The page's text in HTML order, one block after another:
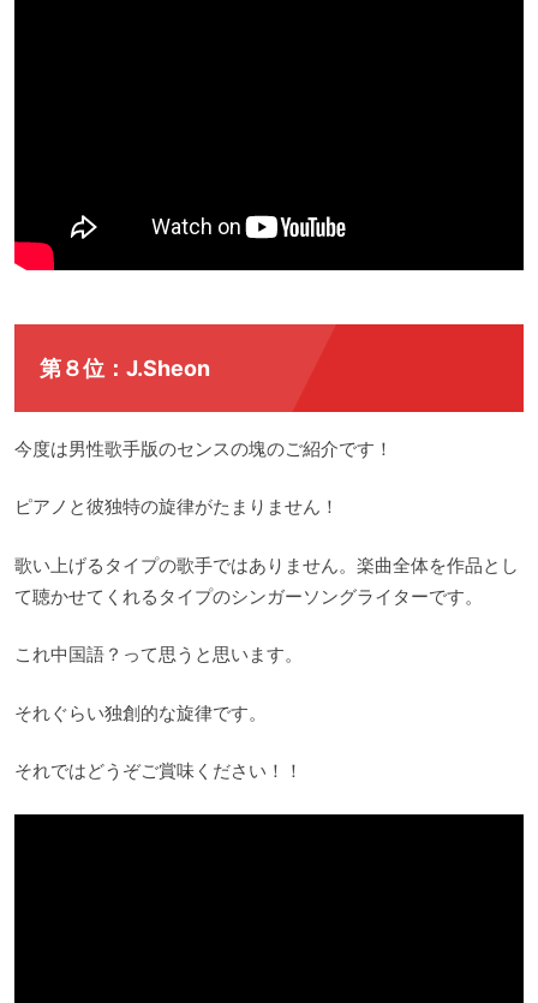
第８位：J.Sheon
今度は男性歌手版のセンスの塊のご紹介です！
ピアノと彼独特の旋律がたまりません！
歌い上げるタイプの歌手ではありません。楽曲全体を作品とし
て聴かせてくれるタイプのシンガーソングライターです。
これ中国語？って思うと思います。
それぐらい独創的な旋律です。
それではどうぞご賞味ください！！